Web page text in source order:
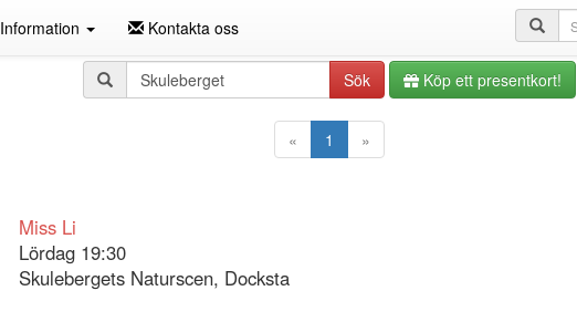
Information Kontakta oss
Sök Köp ett presentkort!
« 1 »
Miss Li
Lördag 19:30
Skulebergets Naturscen, Docksta